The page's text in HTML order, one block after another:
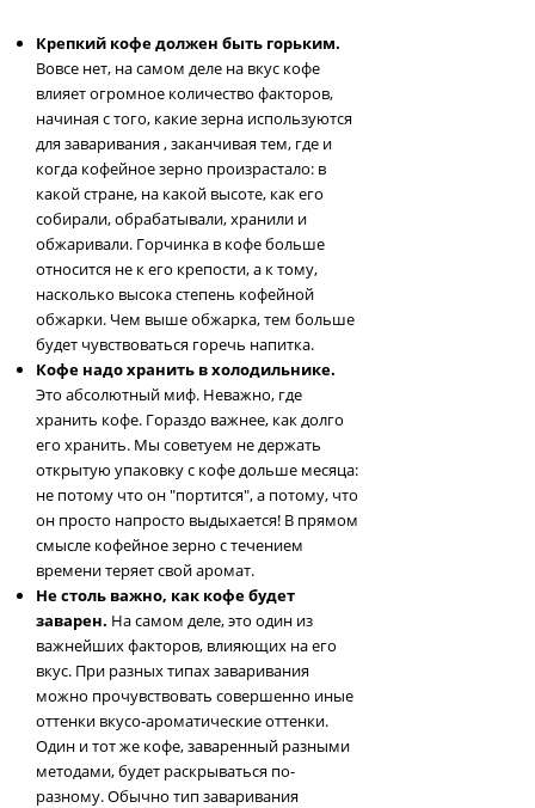
Крепкий кофе должен быть горьким.
Вовсе нет, на самом деле на вкус кофе
влияет огромное количество факторов,
начиная с того, какие зерна используются
для заваривания , заканчивая тем, где и
когда кофейное зерно произрастало: в
какой стране, на какой высоте, как его
собирали, обрабатывали, хранили и
обжаривали. Горчинка в кофе больше
относится не к его крепости, а к тому,
насколько высока степень кофейной
обжарки. Чем выше обжарка, тем больше
будет чувствоваться горечь напитка.
Кофе надо хранить в холодильнике.
Это абсолютный миф. Неважно, где
хранить кофе. Гораздо важнее, как долго
его хранить. Мы советуем не держать
открытую упаковку с кофе дольше месяца:
не потому что он "портится", а потому, что
он просто напросто выдыхается! В прямом
смысле кофейное зерно с течением
времени теряет свой аромат.
Не столь важно, как кофе будет
заварен. На самом деле, это один из
важнейших факторов, влияющих на его
вкус. При разных типах заваривания
можно прочувствовать совершенно иные
оттенки вкусо-ароматические оттенки.
Один и тот же кофе, заваренный разными
методами, будет раскрываться по-
разному. Обычно тип заваривания